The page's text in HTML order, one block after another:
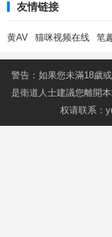
友情链接
黄AV 猫咪视频在线 笔
警告：如果您未滿18歲
是衛道人士建議您離開
权请联系：